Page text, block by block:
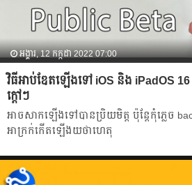
អង្គារ, 12 កក្កដា 2022 07:00
វិធីអាប់ឌែតឡើងទៅ iOS និង iPadOS
ក្ដៅៗ
អាចសាកឡើងទៅបានប្រិយមិត្ត ប៉ុន្ដែកុំភ្លេច
អាក្រក់កើតឡើងយថាហេតុ